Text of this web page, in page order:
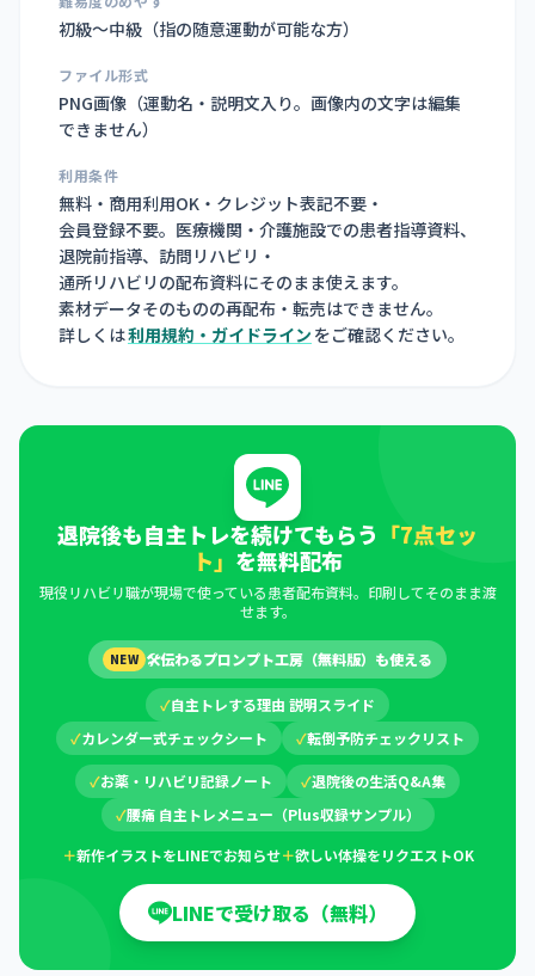
初級〜中級（指の随意運動が可能な方）
ファイル形式
PNG画像（運動名・説明文入り。画像内の文字は編集
できません）
利用条件
無料・商用利用OK・クレジット表記不要・
会員登録不要。医療機関・介護施設での患者指導資料、
退院前指導、訪問リハビリ・
通所リハビリの配布資料にそのまま使えます。
素材データそのものの再配布・転売はできません。
詳しくは利用規約・ガイドライン をご確認ください。
退院後も自主トレを続けてもらう 「7点セッ
ト」 を無料配布
現役リハビリ職が現場で使っている患者配布資料。印刷してそのまま渡
せます。
NEW 🛠伝わるプロンプト工房（無料版）も使える
✓自主トレする理由 説明スライド
✓カレンダー式チェックシート ✓転倒予防チェックリスト
✓お薬・リハビリ記録ノート ✓退院後の生活Q&A集
✓腰痛 自主トレメニュー（Plus収録サンプル）
＋新作イラストをLINEでお知らせ＋欲しい体操をリクエストOK
LINEで受け取る（無料）